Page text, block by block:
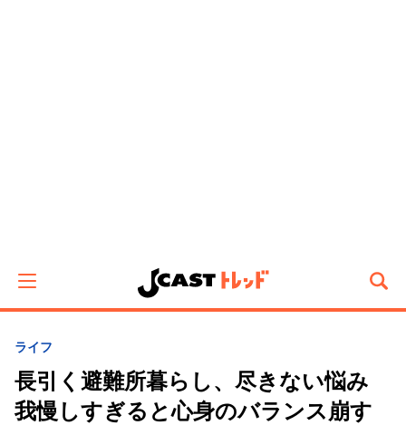
ライフ
長引く避難所暮らし、尽きない悩み
我慢しすぎると心身のバランス崩す